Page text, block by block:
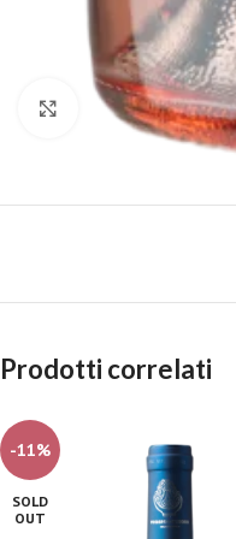
Fai clic per ingrandire
Prodotti correlati
-11%
SOLD
OUT